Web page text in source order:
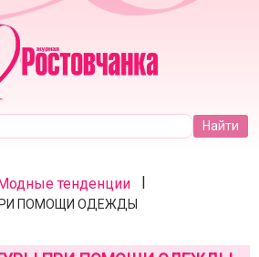
Модные тенденции |
ПОМОЩИ ОДЕЖДЫ